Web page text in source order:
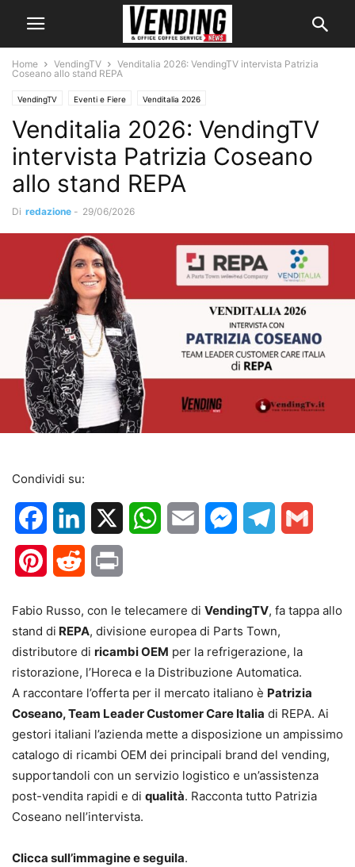
Home VendingTV
Venditalia 2026: VendingTV intervista Patrizia
Coseano allo stand REPA
VendingTV Eventi e Fiere Venditalia 2026
Venditalia 2026: VendingTV
intervista Patrizia Coseano
allo stand REPA
Di redazione - 29/06/2026
Condividi su:
FacebookLinkedIn WhatsApp
Email MessengerTelegram
PinterestReddit
Fabio Russo, con le telecamere di VendingTV, fa tappa allo
stand di REPA, divisione europea di Parts Town,
distributore di ricambi OEM per la refrigerazione, la
ristorazione, l’Horeca e la Distribuzione Automatica.
A raccontare l’offerta per il mercato italiano è Patrizia
Coseano, Team Leader Customer Care Italia di REPA. Ai
gestori italiani l’azienda mette a disposizione un ampissimo
catalogo di ricambi OEM dei principali brand del vending,
supportandoli con un servizio logistico e un’assistenza
post-vendita rapidi e di qualità. Racconta tutto Patrizia
Coseano nell’intervista.
Clicca sull’immagine e seguila.